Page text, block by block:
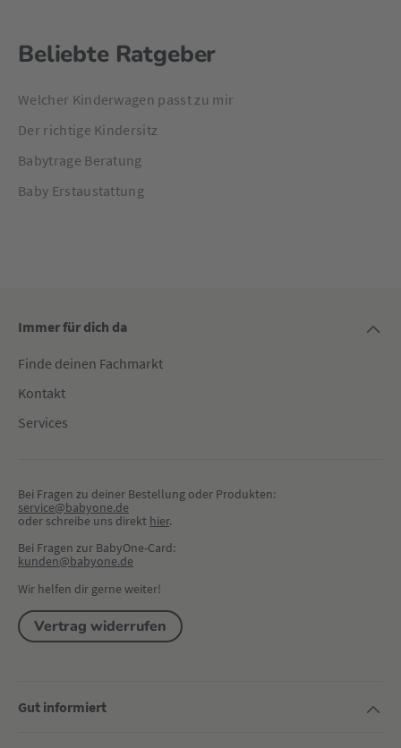
Beliebte Ratgeber
Welcher Kinderwagen passt zu mir
Der richtige Kindersitz
Babytrage Beratung
Baby Erstaustattung
Immer für dich da
Finde deinen Fachmarkt
Kontakt
Services
Bei Fragen zu deiner Bestellung oder Produkten:
service@babyone.de
oder schreibe uns direkt hier.
Bei Fragen zur BabyOne-Card:
kunden@babyone.de
Wir helfen dir gerne weiter!
Vertrag widerrufen
Gut informiert